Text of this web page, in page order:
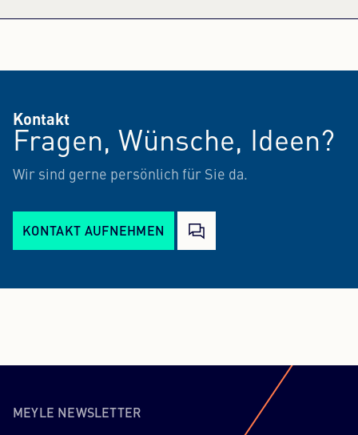
Kontakt
Fragen, Wünsche, Ideen?
Wir sind gerne persönlich für Sie da.
KONTAKT AUFNEHMEN
MEYLE NEWSLETTER